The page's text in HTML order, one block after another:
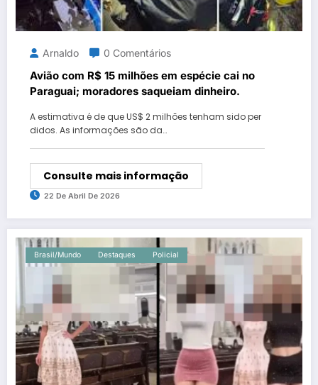
Arnaldo 0 Comentários
Avião com R$ 15 milhões em espécie cai no
Paraguai; moradores saqueiam dinheiro.
A estimativa é de que US$ 2 milhões tenham sido per
didos. As informações são da…
Consulte mais informação
22 De Abril De 2026
Brasil/Mundo Destaques Policial